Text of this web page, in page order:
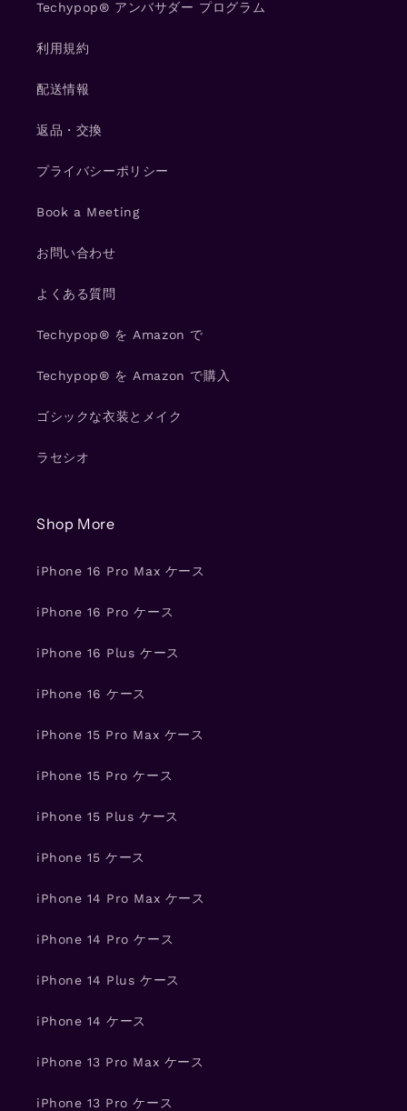
Techypop® アンバサダー プログラム
利用規約
配送情報
返品・交換
プライバシーポリシー
Book a Meeting
お問い合わせ
よくある質問
Techypop® を Amazon で
Techypop® を Amazon で購入
ゴシックな衣装とメイク
ラセシオ
Shop More
iPhone 16 Pro Max ケース
iPhone 16 Pro ケース
iPhone 16 Plus ケース
iPhone 16 ケース
iPhone 15 Pro Max ケース
iPhone 15 Pro ケース
iPhone 15 Plus ケース
iPhone 15 ケース
iPhone 14 Pro Max ケース
iPhone 14 Pro ケース
iPhone 14 Plus ケース
iPhone 14 ケース
iPhone 13 Pro Max ケース
iPhone 13 Pro ケース